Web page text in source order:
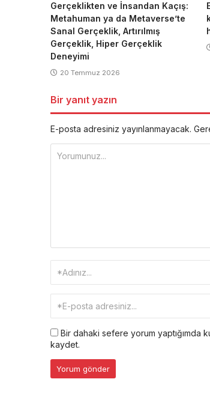
Gerçeklikten ve İnsandan Kaçış:
Metahuman ya da Metaverse’te
Sanal Gerçeklik, Artırılmış
Gerçeklik, Hiper Gerçeklik
Deneyimi
20 Temmuz 2026
Bir yanıt yazın
E-posta adresiniz yayınlanmayacak.
Bir dahaki sefere yorum yaptığımda
kaydet.